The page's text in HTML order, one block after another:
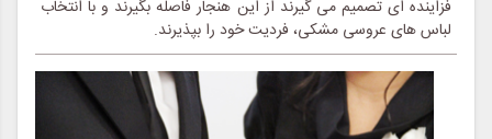
فزاینده ای تصمیم می گیرند از این هنجار فاصله بگیرند و با انتخاب
لباس های عروسی مشکی، فردیت خود را بپذیرند.